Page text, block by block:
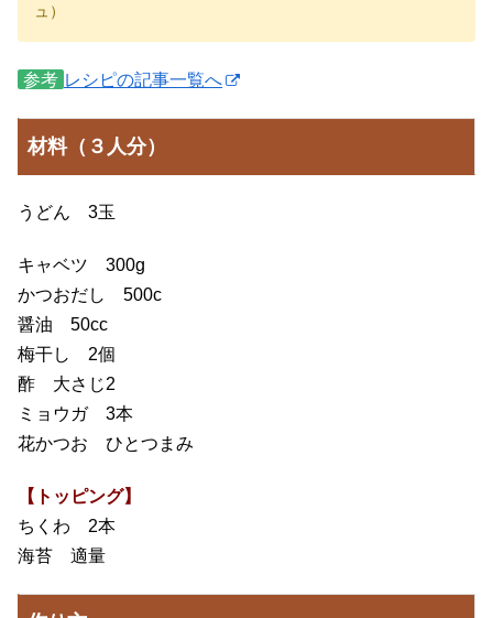
ュ）
参考 レシピの記事一覧へ
材料（３人分）
うどん 3玉
キャベツ 300g
かつおだし 500c
醤油 50cc
梅干し 2個
酢 大さじ2
ミョウガ 3本
花かつお ひとつまみ
【トッピング】
ちくわ 2本
海苔 適量